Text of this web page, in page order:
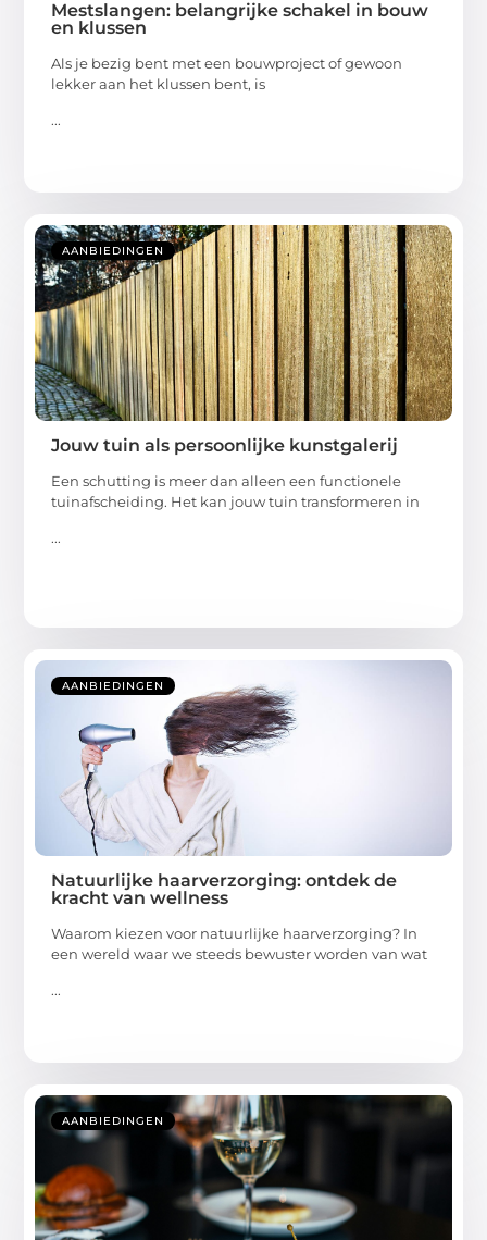
Mestslangen: belangrijke schakel in bouw
en klussen
Als je bezig bent met een bouwproject of gewoon
lekker aan het klussen bent, is
...
AANBIEDINGEN
Jouw tuin als persoonlijke kunstgalerij
Een schutting is meer dan alleen een functionele
tuinafscheiding. Het kan jouw tuin transformeren in
...
AANBIEDINGEN
Natuurlijke haarverzorging: ontdek de
kracht van wellness
Waarom kiezen voor natuurlijke haarverzorging? In
een wereld waar we steeds bewuster worden van wat
...
AANBIEDINGEN